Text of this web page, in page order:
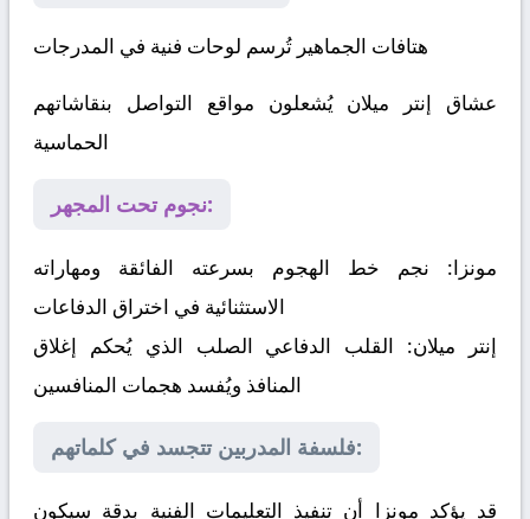
هتافات الجماهير تُرسم لوحات فنية في المدرجات
عشاق إنتر ميلان يُشعلون مواقع التواصل بنقاشاتهم
الحماسية
نجوم تحت المجهر:
مونزا: نجم خط الهجوم بسرعته الفائقة ومهاراته
الاستثنائية في اختراق الدفاعات
إنتر ميلان: القلب الدفاعي الصلب الذي يُحكم إغلاق
المنافذ ويُفسد هجمات المنافسين
فلسفة المدربين تتجسد في كلماتهم:
قد يؤكد مونزا أن تنفيذ التعليمات الفنية بدقة سيكون